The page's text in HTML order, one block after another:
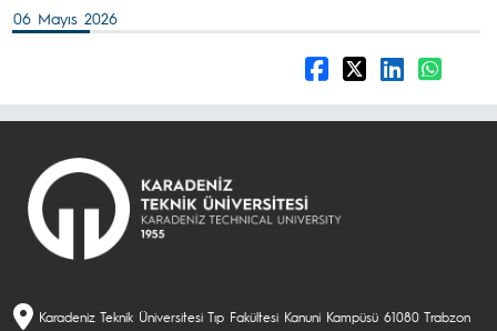
06 Mayıs 2026
Karadeniz Teknik Üniversitesi Tıp Fakültesi Kanuni Kampüsü 61080 Trabzon